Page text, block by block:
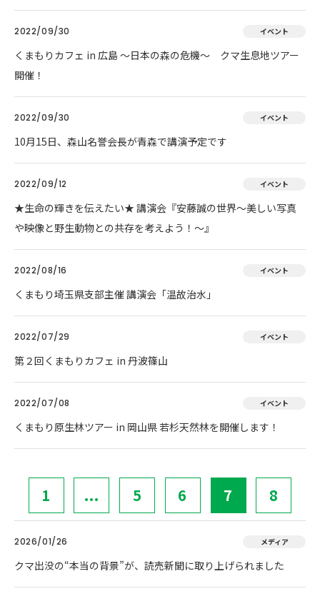
2022/09/30 イベント
くまもりカフェ in 広島 ～日本の森の危機～ クマ生息地ツアー
開催！
2022/09/30 イベント
10月15日、森山名誉会長が青森で講演予定です
2022/09/12 イベント
★生命の輝きを伝えたい★ 講演会『安藤誠の世界～美しい写真
や映像と野生動物との共存を考えよう！～』
2022/08/16 イベント
くまもり埼玉県支部主催 講演会「温故治水」
2022/07/29 イベント
第２回くまもりカフェ in 丹波篠山
2022/07/08 イベント
くまもり原生林ツアー in 岡山県 若杉天然林を開催します！
1 ... 5 6 7 8
2026/01/26 メディア
クマ出没の“本当の背景”が、読売新聞に取り上げられました